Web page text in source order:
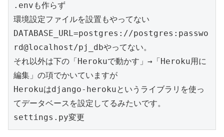
.envも作らず
環境設定ファイルを設置もやってない
DATABASE_URL=postgres://postgres:passwo
rd@localhost/pj_dbやってない。
それ以外は下の「Herokuで動かす」→「Heroku用に
編集」の項でかいていますが
Herokuはdjango-herokuというライブラリを使っ
てデータベースを設定してるみたいです。
settings.py変更